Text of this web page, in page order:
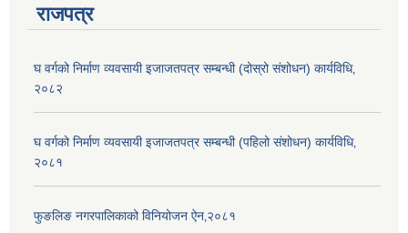
राजपत्र
घ वर्गको निर्माण व्यवसायी इजाजतपत्र सम्बन्धी (दोस्रो संशोधन) कार्यविधि‚
२०८२
घ वर्गको निर्माण व्यवसायी इजाजतपत्र सम्बन्धी (पहिलो संशोधन) कार्यविधि‚
२०८१
फुङलिङ नगरपालिकाको विनियोजन ऐन‚२०८१